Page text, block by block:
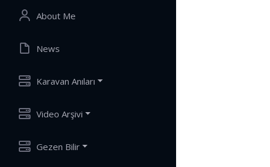
About Me
News
Karavan Anıları
Video Arşivi
Gezen Bilir